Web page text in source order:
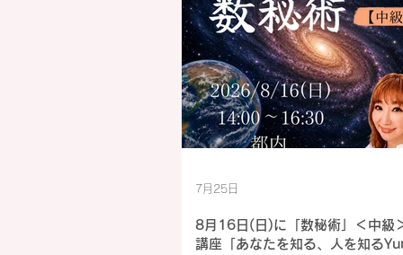
8月16日(日)に「数秘術」＜中級
講座「あなたを知る、人を知る
7月25日